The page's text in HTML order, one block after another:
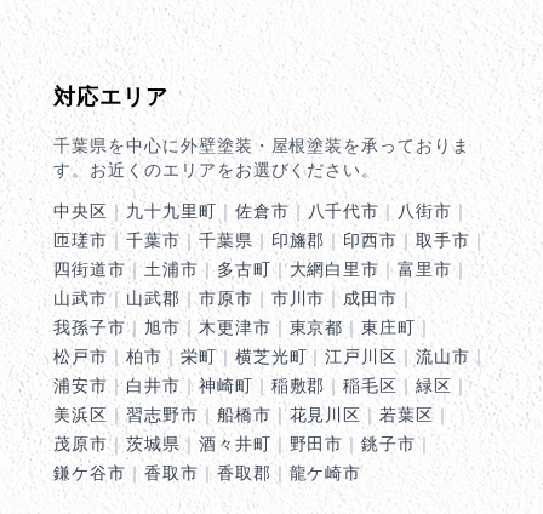
対応エリア
千葉県を中心に外壁塗装・屋根塗装を承っておりま
す。お近くのエリアをお選びください。
中央区 ｜ 九十九里町 ｜ 佐倉市｜ 八千代市 ｜ 八街市 ｜
匝瑳市｜千葉市｜ 千葉県 ｜印旛郡 ｜ 印西市 ｜取手市 ｜
四街道市 ｜ 土浦市 ｜多古町｜大網白里市 ｜富里市｜
山武市｜ 山武郡｜市原市 ｜ 市川市｜ 成田市 ｜
我孫子市｜ 旭市｜木更津市 ｜ 東京都 ｜東庄町 ｜
松戸市 ｜ 柏市 ｜栄町｜ 横芝光町 ｜江戸川区 ｜流山市｜
浦安市 ｜白井市｜神崎町 ｜ 稲敷郡 ｜稲毛区 ｜緑区 ｜
美浜区 ｜ 習志野市 ｜ 船橋市 ｜花見川区 ｜若葉区 ｜
茂原市｜ 茨城県｜ 酒々井町 ｜ 野田市 ｜銚子市｜
鎌ケ谷市 ｜ 香取市｜ 香取郡 ｜龍ケ崎市